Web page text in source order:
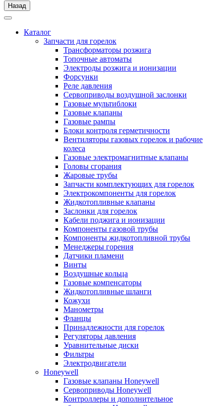
Назад
Каталог
Запчасти для горелок
Трансформаторы розжига
Топочные автоматы
Электроды розжига и ионизации
Форсунки
Реле давления
Сервоприводы воздушной заслонки
Газовые мультиблоки
Газовые клапаны
Газовые рампы
Блоки контроля герметичности
Вентиляторы газовых горелок и рабочие
колеса
Газовые электромагнитные клапаны
Головы сгорания
Жаровые трубы
Запчасти комплектующих для горелок
Электрокомпоненты для горелок
Жидкотопливные клапаны
Заслонки для горелок
Кабели поджига и ионизации
Компоненты газовой трубы
Компоненты жидкотопливной трубы
Менеджеры горения
Датчики пламени
Винты
Воздушные кольца
Газовые компенсаторы
Жидкотопливные шланги
Кожухи
Манометры
Фланцы
Принадлежности для горелок
Регуляторы давления
Уравнительные диски
Фильтры
Электродвигатели
Honeywell
Газовые клапаны Honeywell
Сервоприводы Honeywell
Контроллеры и дополнительное